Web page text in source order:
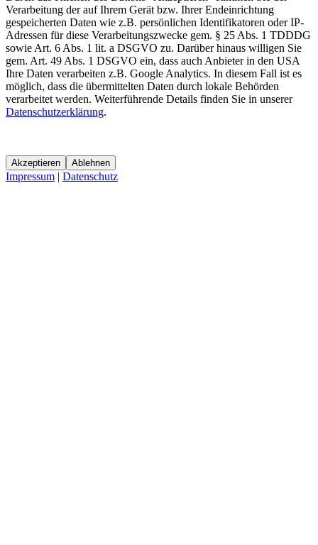
Verarbeitung der auf Ihrem Gerät bzw. Ihrer Endeinrichtung
gespeicherten Daten wie z.B. persönlichen Identifikatoren oder IP-
Adressen für diese Verarbeitungszwecke gem. § 25 Abs. 1 TDDDG
sowie Art. 6 Abs. 1 lit. a DSGVO zu. Darüber hinaus willigen Sie
gem. Art. 49 Abs. 1 DSGVO ein, dass auch Anbieter in den USA
Ihre Daten verarbeiten z.B. Google Analytics. In diesem Fall ist es
möglich, dass die übermittelten Daten durch lokale Behörden
verarbeitet werden. Weiterführende Details finden Sie in unserer
Datenschutzerklärung.
Akzeptieren Ablehnen
Impressum | Datenschutz